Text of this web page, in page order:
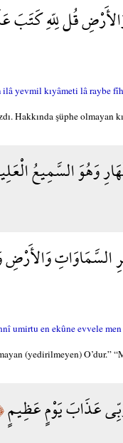
قُل لِلّهِ كَتَبَ
yevmil kıyâmeti lâ raybe
Hakkında şüphe olmayan
وَهُوَ السَّمِيعُ
السَّمَاوَاتِ
umirtu en ekûne evvele
(yedirilmeyen) O’dur.”
عَذَابَ يَوْمٍ عَظِيمٍ﴿١٥﴾